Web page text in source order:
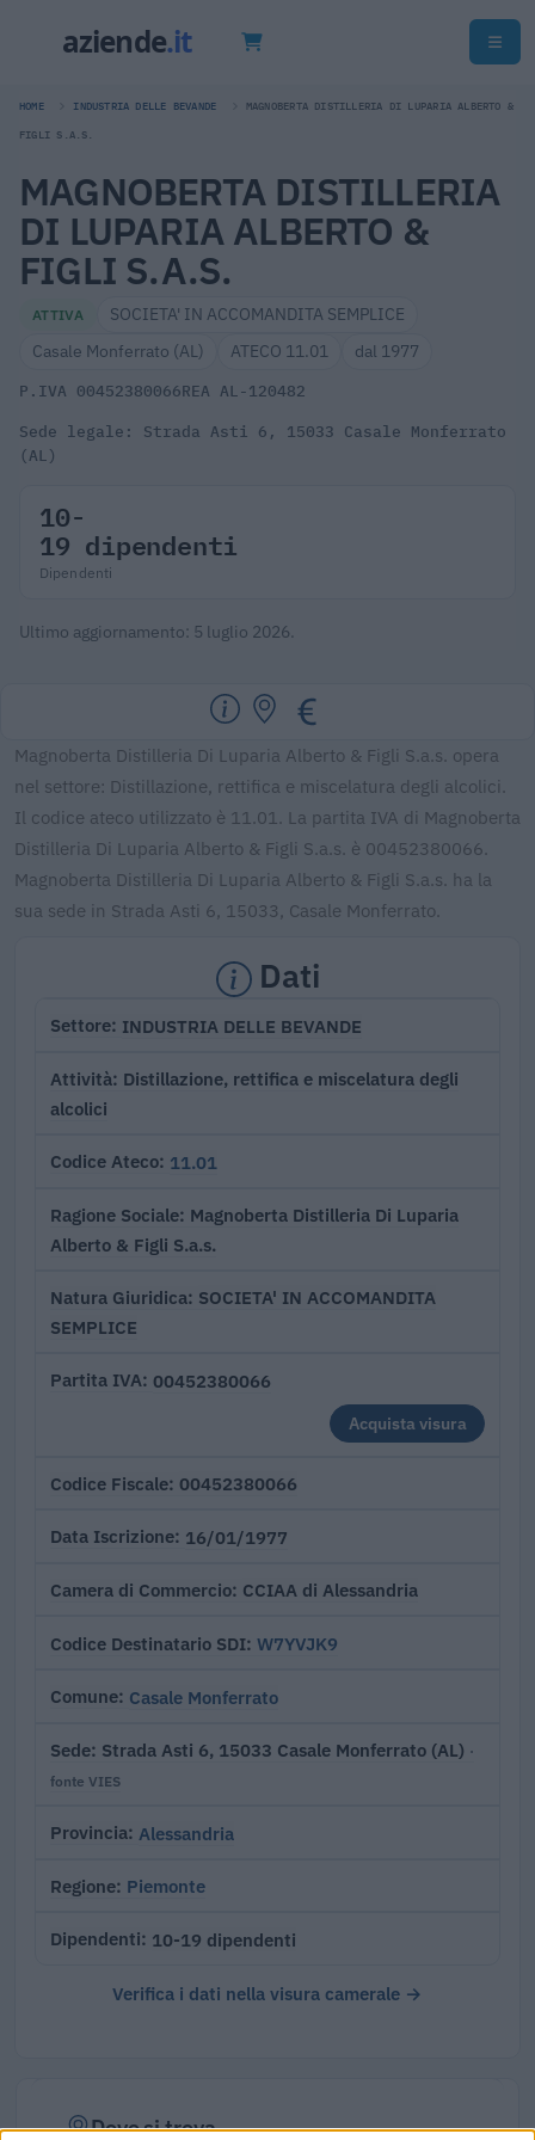
HOME INDUSTRIA DELLE BEVANDE MAGNOBERTA DISTILLERIA DI LUPARIA ALBERTO &
FIGLI S.A.S.
MAGNOBERTA DISTILLERIA
DI LUPARIA ALBERTO &
FIGLI S.A.S.
ATTIVA
SOCIETA' IN ACCOMANDITA SEMPLICE
Casale Monferrato (AL)
ATECO 11.01 dal 1977
P.IVA 00452380066REA AL-120482
Sede legale: Strada Asti 6, 15033 Casale Monferrato
(AL)
10-
19 dipendenti
Dipendenti
Ultimo aggiornamento: 5 luglio 2026.
Magnoberta Distilleria Di Luparia Alberto & Figli S.a.s. opera
nel settore: Distillazione, rettifica e miscelatura degli alcolici.
Il codice ateco utilizzato è 11.01. La partita IVA di Magnoberta
Distilleria Di Luparia Alberto & Figli S.a.s. è 00452380066.
Magnoberta Distilleria Di Luparia Alberto & Figli S.a.s. ha la
sua sede in Strada Asti 6, 15033, Casale Monferrato.
Dati
Settore INDUSTRIA DELLE BEVANDE
Attività Distillazione, rettifica e miscelatura degli
alcolici
Codice Ateco 11.01
Ragione Sociale Magnoberta Distilleria Di Luparia
Alberto & Figli S.a.s.
Natura Giuridica SOCIETA' IN ACCOMANDITA
SEMPLICE
Partita IVA 00452380066
Acquista visura
Codice Fiscale 00452380066
Data Iscrizione 16/01/1977
Camera di Commercio CCIAA di Alessandria
Codice Destinatario SDI W7YVJK9
Comune Casale Monferrato
Sede Strada Asti 6, 15033 Casale Monferrato (AL) ·
fonte VIES
Provincia Alessandria
Regione Piemonte
Dipendenti 10-19 dipendenti
Verifica i dati nella visura camerale →
Dove si trova